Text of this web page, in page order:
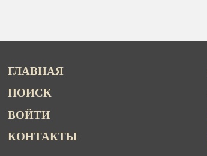
ГЛАВНАЯ
ПОИСК
ВОЙТИ
КОНТАКТЫ